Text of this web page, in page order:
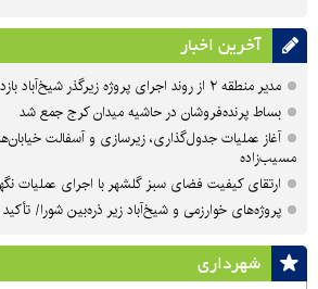
آخرین اخبار
مدیر منطقه ۲ از روند اجرای پروژه زیرگذر شیخ‌آباد بازدید کرد
بساط پرنده‌فروشان در حاشیه میدان کرج جمع شد
آغاز عملیات جدول‌گذاری، زیرسازی و آسفالت
مسیب‌زاده
ارتقای کیفیت فضای سبز گلشهر با اجرای عملیات
پروژه‌های خوارزمی و شیخ‌آباد زیر ذره‌بین شورا/
شهرداری